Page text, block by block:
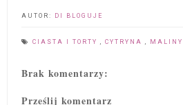
AUTOR: DI BLOGUJE
CIASTA I TORTY CYTRYNA MALINY
Brak komentarzy:
Prześlij komentarz